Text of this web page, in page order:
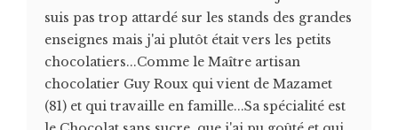
suis pas trop attardé sur les stands des grandes
enseignes mais j'ai plutôt était vers les petits
chocolatiers...Comme le Maître artisan
chocolatier Guy Roux qui vient de Mazamet
(81) et qui travaille en famille...Sa spécialité est